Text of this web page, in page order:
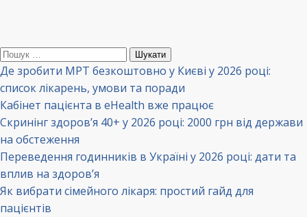
Пошук:
Де зробити МРТ безкоштовно у Києві у 2026 році:
список лікарень, умови та поради
Кабінет пацієнта в eHealth вже працює
Скринінг здоров’я 40+ у 2026 році: 2000 грн від держави
на обстеження
Переведення годинників в Україні у 2026 році: дати та
вплив на здоров’я
Як вибрати сімейного лікаря: простий гайд для
пацієнтів